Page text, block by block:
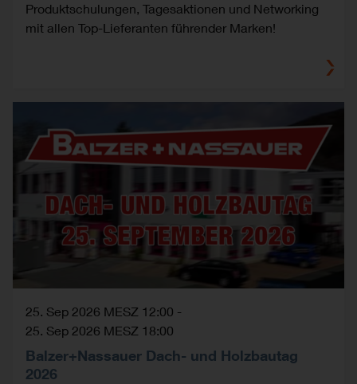
Produktschulungen, Tagesaktionen und Networking
mit allen Top-Lieferanten führender Marken!
25. Sep 2026 MESZ 12:00 -
25. Sep 2026 MESZ 18:00
Balzer+Nassauer Dach- und Holzbautag
2026